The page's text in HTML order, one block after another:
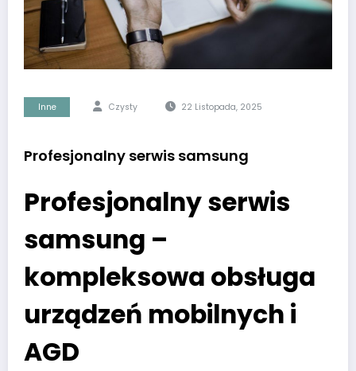
Inne Czysty 22 Listopada, 2025
Profesjonalny serwis samsung
Profesjonalny serwis
samsung –
kompleksowa obsługa
urządzeń mobilnych i
AGD